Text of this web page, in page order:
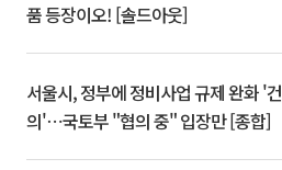
품 등장이오! [솔드아웃]
서울시, 정부에 정비사업 규제 완화 '건
의'⋯국토부 "협의 중" 입장만 [종합]